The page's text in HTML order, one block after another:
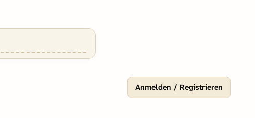
Anmelden / Registrieren